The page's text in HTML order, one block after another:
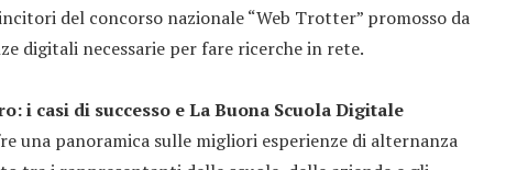
del concorso nazionale “Web Trotter” promosso da
digitali necessarie per fare ricerche in rete.
i casi di successo e La Buona Scuola Digitale
una panoramica sulle migliori esperienze di alternanza